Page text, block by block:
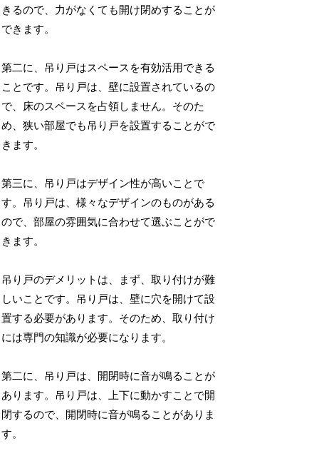
きるので、力がなくても開け閉めすることが
できます。
第二に、吊り戸はスペースを有効活用できる
ことです。吊り戸は、壁に設置されているの
で、床のスペースを占領しません。そのた
め、狭い部屋でも吊り戸を設置することがで
きます。
第三に、吊り戸はデザイン性が高いことで
す。吊り戸は、様々なデザインのものがある
ので、部屋の雰囲気に合わせて選ぶことがで
きます。
吊り戸のデメリットは、まず、取り付けが難
しいことです。吊り戸は、壁に穴を開けて設
置する必要があります。そのため、取り付け
には専門の知識が必要になります。
第二に、吊り戸は、開閉時に音が鳴ることが
あります。吊り戸は、上下に動かすことで開
閉するので、開閉時に音が鳴ることがありま
す。